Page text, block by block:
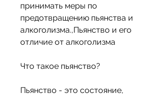
принимать меры по
предотвращению пьянства и
алкоголизма.,Пьянство и его
отличие от алкоголизма
Что такое пьянство?
Пьянство - это состояние,